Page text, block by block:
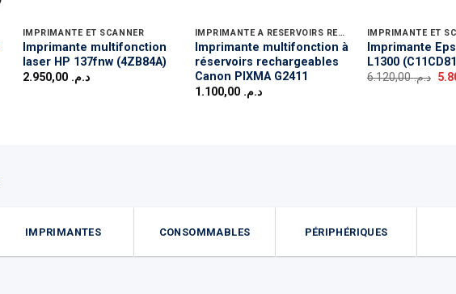
IMPRIMANTE ET SCANNER
Imprimante multifonction
laser HP 137fnw (4ZB84A)
د.م. 2.950,00
IMPRIMANTE A RÉSERVOIRS RECHARGEABLES
Imprimante multifonction à
réservoirs rechargeables
Canon PIXMA G2411
د.م. 1.100,00
IMPRIMANTE ET
Imprimante
L1300
د.م.6.120,00
Le
IMPRIMANTES CONSOMMABLES PÉRIPHÉRIQUES